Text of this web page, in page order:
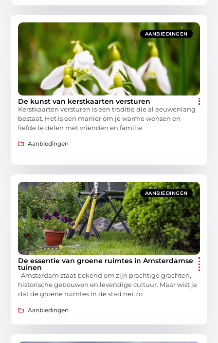
AANBIEDINGEN
De kunst van kerstkaarten versturen
Kerstkaarten versturen is een traditie die al eeuwenlang
bestaat. Het is een manier om je warme wensen en
liefde te delen met vrienden en familie
Aanbiedingen
AANBIEDINGEN
De essentie van groene ruimtes in Amsterdamse
tuinen
Amsterdam staat bekend om zijn prachtige grachten,
historische gebouwen en levendige cultuur. Maar wist je
dat de groene ruimtes in de stad net zo
Aanbiedingen